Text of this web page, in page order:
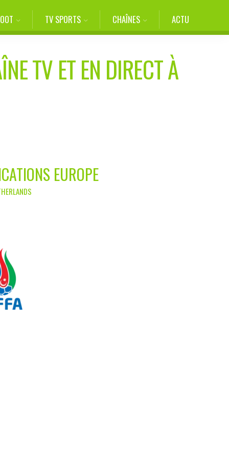
TV SPORTS CHAÎNES ACTU
TV ET EN DIRECT À
EUROPE